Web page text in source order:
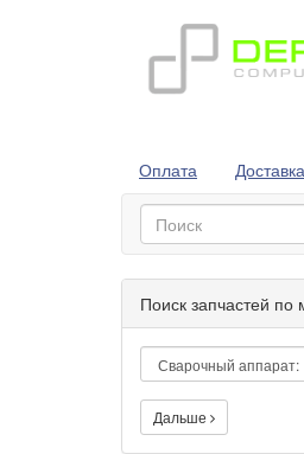
Оплата Доставка
Поиск запчастей по
Дальше